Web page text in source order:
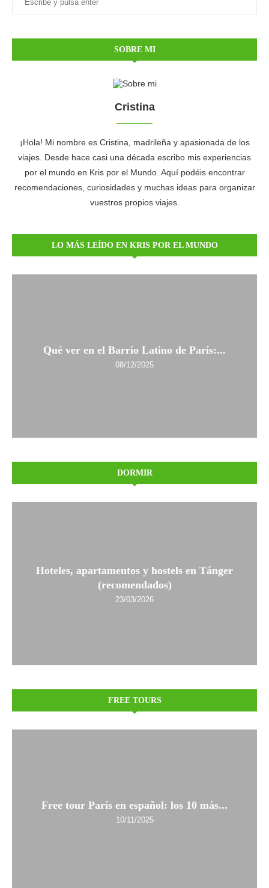
SOBRE MI
Cristina
¡Hola! Mi nombre es Cristina, madrileña y apasionada de los
viajes. Desde hace casi una década escribo mis experiencias
por el mundo en Kris por el Mundo. Aquí podéis encontrar
recomendaciones, curiosidades y muchas ideas para organizar
vuestros propios viajes.
LO MÁS LEÍDO EN KRIS POR EL MUNDO
Qué ver en el Barrio Latino de París:...
08/12/2025
DORMIR
Hoteles, apartamentos y hostels en Tánger
(recomendados)
23/03/2026
FREE TOURS
Free tour París en español: los 10 más...
10/11/2025